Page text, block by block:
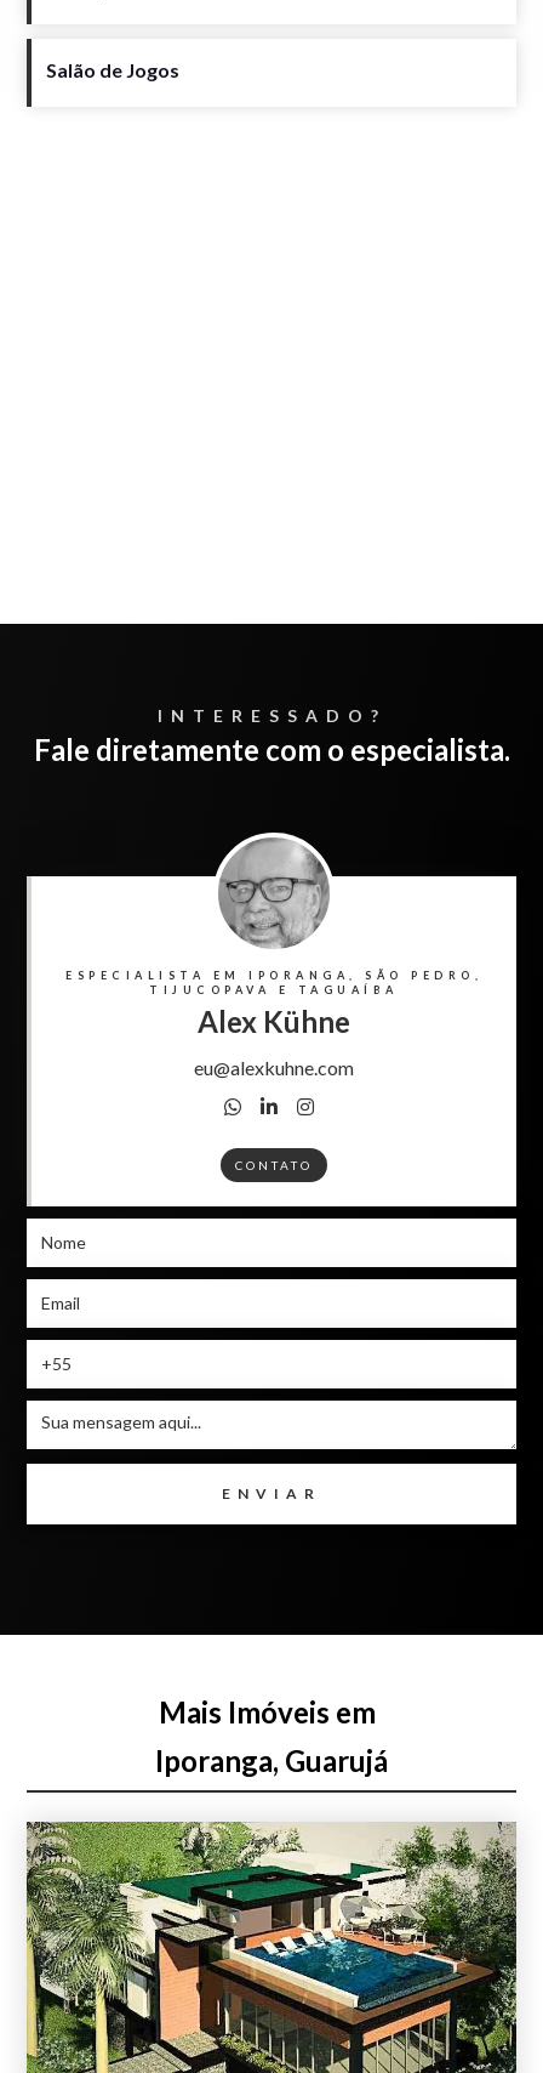
Salão de Jogos
INTERESSADO?
Fale diretamente com o especialista.
ESPECIALISTA EM IPORANGA, SÃO PEDRO,
TIJUCOPAVA E TAGUAÍBA
Alex Kühne
eu@alexkuhne.com
  
CONTATO
Mais Imóveis em
Iporanga, Guarujá